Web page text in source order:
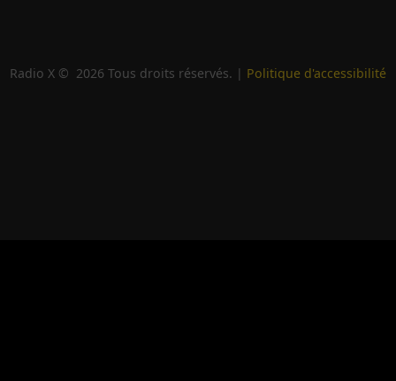
Radio X © 2026 Tous droits réservés. | Politique d'accessibilité